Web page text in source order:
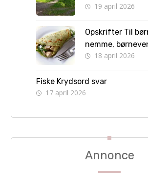
formet hendes liv
19 april 2026
Opskrifter Til
nemme,
retter børn kan
18 april 2026
Fiske Krydsord svar
17 april 2026
Annonce